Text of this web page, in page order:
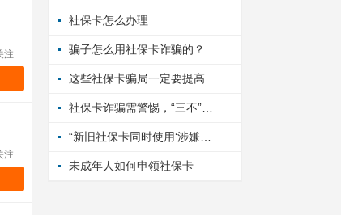
注
注
社保卡怎么办理
骗子怎么用社保卡诈骗的？
未成年人如何申领社保卡